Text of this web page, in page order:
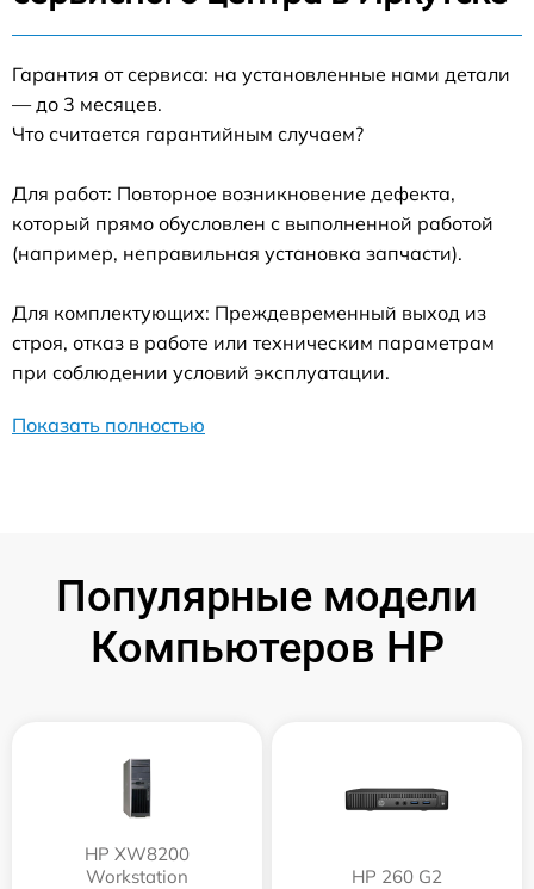
Гарантия от сервиса: на установленные нами детали
— до 3 месяцев.
Что считается гарантийным случаем?
Для работ: Повторное возникновение дефекта,
который прямо обусловлен с выполненной работой
(например, неправильная установка запчасти).
Для комплектующих: Преждевременный выход из
строя, отказ в работе или техническим параметрам
при соблюдении условий эксплуатации.
Показать полностью
Популярные модели
Компьютеров HP
HP XW8200
Workstation
HP 260 G2